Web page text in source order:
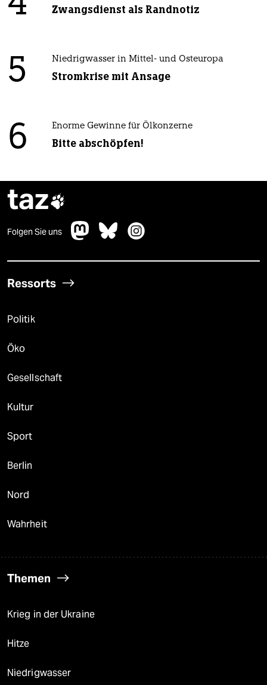
Zwangsdienst als Randnotiz
5 Niedrigwasser in Mittel- und Osteuropa
Stromkrise mit Ansage
6 Enorme Gewinne für Ölkonzerne
Bitte abschöpfen!
taz
Folgen Sie uns
Ressorts
Politik
Öko
Gesellschaft
Kultur
Sport
Berlin
Nord
Wahrheit
Themen
Krieg in der Ukraine
Hitze
Niedrigwasser